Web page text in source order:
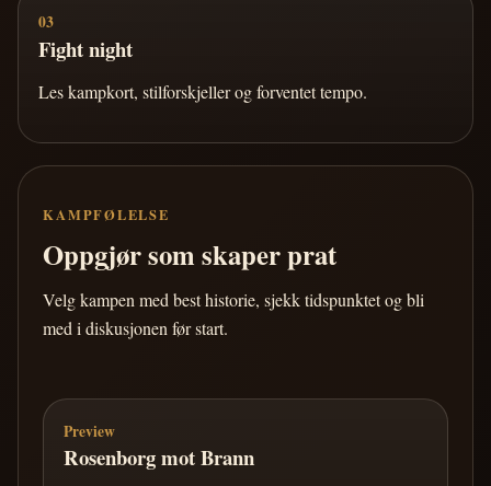
03
Fight night
Les kampkort, stilforskjeller og forventet tempo.
KAMPFØLELSE
Oppgjør som skaper prat
Velg kampen med best historie, sjekk tidspunktet og bli
med i diskusjonen før start.
Preview
Rosenborg mot Brann